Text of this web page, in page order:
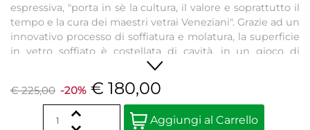
espressiva, "porta in sè la cultura, il valore e soprattutto il
tempo e la cura dei maestri vetrai Veneziani". Grazie ad un
innovativo processo di soffiatura e molatura, la superficie
in vetro soffiato è costellata di cavità, in un gioco di
profondità che ricorda la forma del meteorite. Raffinata
ed elegante, diffonde una morbida luce.
€ 225,00 -20% € 180,00
Quantity
Aggiungi al Carrello